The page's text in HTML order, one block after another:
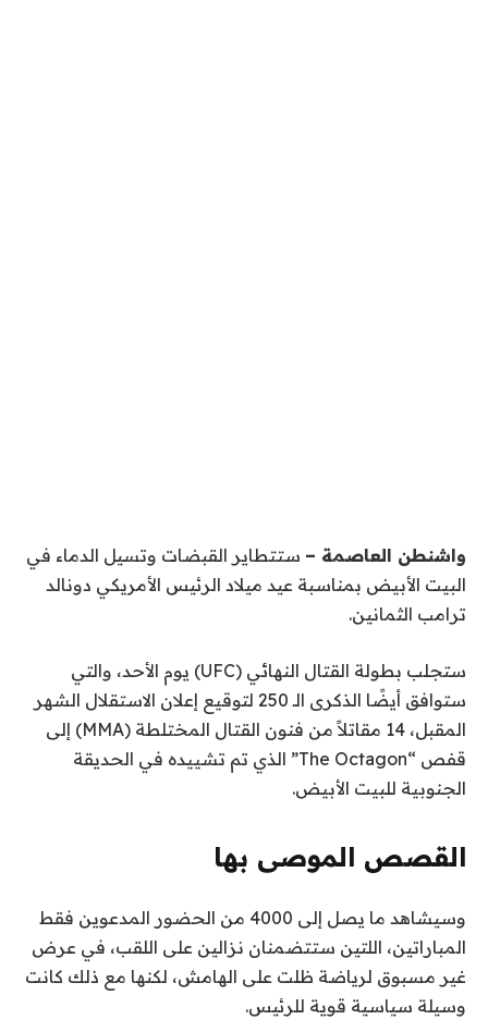
واشنطن العاصمة – ستتطاير القبضات وتسيل الدماء في
البيت الأبيض بمناسبة عيد ميلاد الرئيس الأمريكي دونالد
ترامب الثمانين.
ستجلب بطولة القتال النهائي (UFC) يوم الأحد، والتي
ستوافق أيضًا الذكرى الـ 250 لتوقيع إعلان الاستقلال الشهر
المقبل، 14 مقاتلاً من فنون القتال المختلطة (MMA) إلى
قفص “The Octagon” الذي تم تشييده في الحديقة
الجنوبية للبيت الأبيض.
القصص الموصى بها
ا
ئ
ه
ا
وسيشاهد ما يصل إلى 4000 من الحضور المدعوين فقط
المباراتين، اللتين ستتضمنان نزالين على اللقب، في عرض
غير مسبوق لرياضة ظلت على الهامش، لكنها مع ذلك كانت
وسيلة سياسية قوية للرئيس.